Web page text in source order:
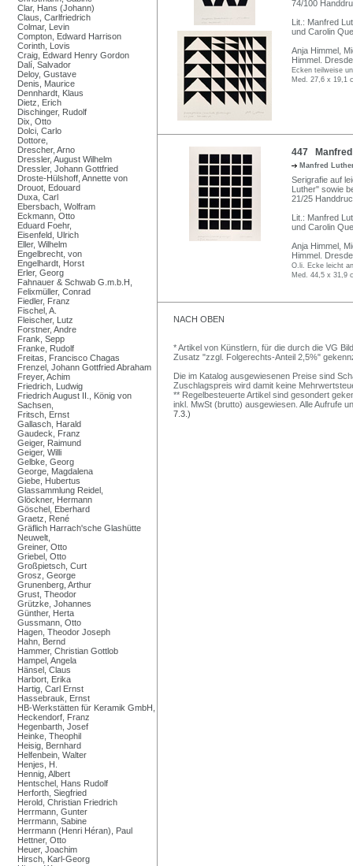
Clar, Hans (Johann)
Claus, Carlfriedrich
Colmar, Levin
Compton, Edward Harrison
Corinth, Lovis
Craig, Edward Henry Gordon
Dalí, Salvador
Deloy, Gustave
Denis, Maurice
Dennhardt, Klaus
Dietz, Erich
Dischinger, Rudolf
Dix, Otto
Dolci, Carlo
Dottore,
Drescher, Arno
Dressler, August Wilhelm
Dressler, Johann Gottfried
Droste-Hülshoff, Annette von
Drouot, Edouard
Duxa, Carl
Ebersbach, Wolfram
Eckmann, Otto
Eduard Foehr,
Eisenfeld, Ulrich
Eller, Wilhelm
Engelbrecht, von
Engelhardt, Horst
Erler, Georg
Fahnauer & Schwab G.m.b.H,
Felixmüller, Conrad
Fiedler, Franz
Fischel, A.
Fleischer, Lutz
Forstner, Andre
Frank, Sepp
Franke, Rudolf
Freitas, Francisco Chagas
Frenzel, Johann Gottfried Abraham
Freyer, Achim
Friedrich, Ludwig
Friedrich August II., König von
Sachsen,
Fritsch, Ernst
Gallasch, Harald
Gaudeck, Franz
Geiger, Raimund
Geiger, Willi
Gelbke, Georg
George, Magdalena
Giebe, Hubertus
Glassammlung Reidel,
Glöckner, Hermann
Göschel, Eberhard
Graetz, René
Gräflich Harrach'sche Glashütte
Neuwelt,
Greiner, Otto
Griebel, Otto
Großpietsch, Curt
Grosz, George
Grunenberg, Arthur
Grust, Theodor
Grützke, Johannes
Günther, Herta
Gussmann, Otto
Hagen, Theodor Joseph
Hahn, Bernd
Hammer, Christian Gottlob
Hampel, Angela
Hänsel, Claus
Harbort, Erika
Hartig, Carl Ernst
Hassebrauk, Ernst
HB-Werkstätten für Keramik GmbH,
Heckendorf, Franz
Hegenbarth, Josef
Heinke, Theophil
Heisig, Bernhard
Helfenbein, Walter
Henjes, H.
Hennig, Albert
Hentschel, Hans Rudolf
Herforth, Siegfried
Herold, Christian Friedrich
Herrmann, Gunter
Herrmann, Sabine
Herrmann (Henri Héran), Paul
Hettner, Otto
Heuer, Joachim
Hirsch, Karl-Georg
74/100
Lit.: Manfred
und Carolin
Anja Himmel,
Himmel.
Ecken teilweise
Med. 27,6 x 19,1
447 Manfred
Manfred
Serigrafie auf
Luther" sowie
21/25
Lit.: Manfred
und Carolin
Anja Himmel,
Himmel.
O.li. Ecke leicht
Med. 44,5 x 31,9
NACH OBEN
* Artikel von Künstlern, für die durch die VG
Zusatz "zzgl. Folgerechts-Anteil 2,5%"
Die im Katalog ausgewiesenen Preise sind
Zuschlagspreis wird damit keine
** Regelbesteuerte Artikel sind gesondert
inkl. MwSt (brutto) ausgewiesen. Alle Aufrufe
7.3.)